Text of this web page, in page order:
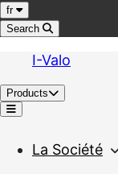
Jump to content
Language
fr
Search
I-Valo
Products
Menu
La Société